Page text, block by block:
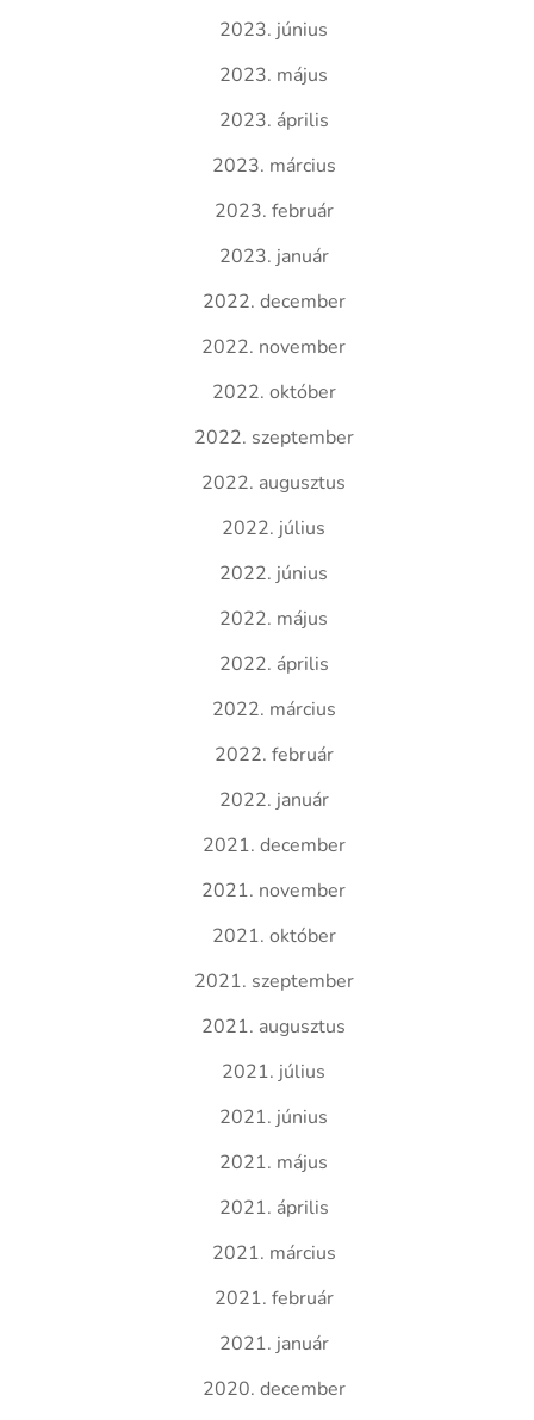
2023. június
2023. május
2023. április
2023. március
2023. február
2023. január
2022. december
2022. november
2022. október
2022. szeptember
2022. augusztus
2022. július
2022. június
2022. május
2022. április
2022. március
2022. február
2022. január
2021. december
2021. november
2021. október
2021. szeptember
2021. augusztus
2021. július
2021. június
2021. május
2021. április
2021. március
2021. február
2021. január
2020. december